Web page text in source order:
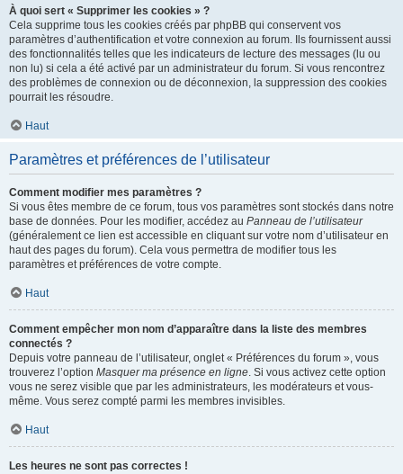
À quoi sert « Supprimer les cookies » ?
Cela supprime tous les cookies créés par phpBB qui conservent vos
paramètres d’authentification et votre connexion au forum. Ils fournissent aussi
des fonctionnalités telles que les indicateurs de lecture des messages (lu ou
non lu) si cela a été activé par un administrateur du forum. Si vous rencontrez
des problèmes de connexion ou de déconnexion, la suppression des cookies
pourrait les résoudre.
Haut
Paramètres et préférences de l’utilisateur
Comment modifier mes paramètres ?
Si vous êtes membre de ce forum, tous vos paramètres sont stockés dans notre
base de données. Pour les modifier, accédez au Panneau de l’utilisateur
(généralement ce lien est accessible en cliquant sur votre nom d’utilisateur en
haut des pages du forum). Cela vous permettra de modifier tous les
paramètres et préférences de votre compte.
Haut
Comment empêcher mon nom d’apparaître dans la liste des membres
connectés ?
Depuis votre panneau de l’utilisateur, onglet « Préférences du forum », vous
trouverez l’option Masquer ma présence en ligne. Si vous activez cette option
vous ne serez visible que par les administrateurs, les modérateurs et vous-
même. Vous serez compté parmi les membres invisibles.
Haut
Les heures ne sont pas correctes !